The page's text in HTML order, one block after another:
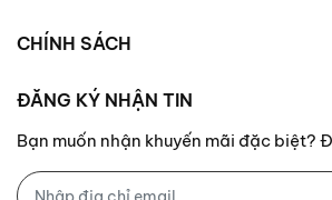
CHÍNH SÁCH
ĐĂNG KÝ NHẬN TIN
Bạn muốn nhận khuyến mãi đặc biệt?